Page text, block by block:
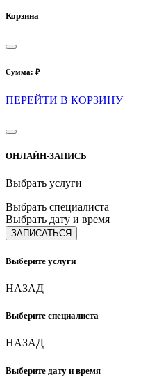
Корзина
Сумма: ₽
ПЕРЕЙТИ В КОРЗИНУ
ОНЛАЙН-ЗАПИСЬ
Выбрать услуги
Выбрать специалиста
Выбрать дату и время
ЗАПИСАТЬСЯ
Выберите услуги
НАЗАД
Выберите специалиста
НАЗАД
Выберите дату и время